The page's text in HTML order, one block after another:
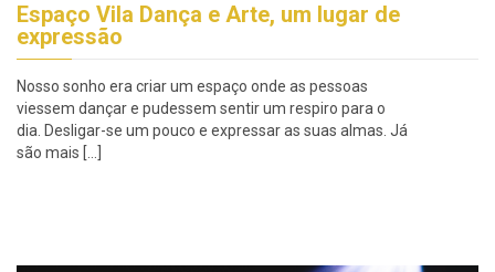
Espaço Vila Dança e Arte, um lugar de
expressão
Nosso sonho era criar um espaço onde as pessoas
viessem dançar e pudessem sentir um respiro para o
dia. Desligar-se um pouco e expressar as suas almas. Já
são mais […]